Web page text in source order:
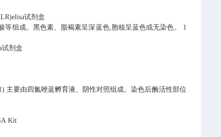
试剂盒
等组成。黑色素、脂褐素呈深蓝色,胞核呈蓝色或无染色。 1
试剂盒
主要由四氮唑蓝孵育液、阴性对照组成。染色后酶活性部位
Kit